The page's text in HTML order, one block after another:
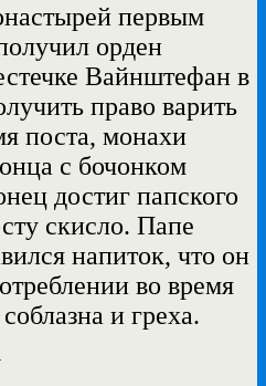
первым
орден
Вайнштефан в
право варить
поста, монахи
с бочонком
достиг папского
скисло. Папе
напиток, что он
во время
и греха.